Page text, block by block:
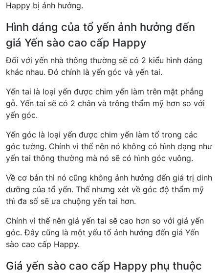
Happy bị ảnh hưởng.
Hình dáng của tổ yến ảnh hưởng đến
giá Yến sào cao cấp Happy
Đối với yến nhà thông thường sẽ có 2 kiểu hình dáng
khác nhau. Đó chính là yến góc và yến tai.
Yến tai là loại yến được chim yến làm trên mặt phẳng
gỗ. Yến tai sẽ có 2 chân và trông thẩm mỹ hơn so với
yến góc.
Yến góc là loại yến được chim yến làm tổ trong các
góc tường. Chính vì thế nên nó không có hình dạng như
yến tai thông thường mà nó sẽ có hình góc vuông.
Về cơ bản thì nó cũng không ảnh hưởng đến giá trị dinh
dưỡng của tổ yến. Thế nhưng xét về góc độ thẩm mỹ
thì đa số sẽ ưa chuộng yến tai hơn.
Chính vì thế nên giá yến tai sẽ cao hơn so với giá yến
góc. Đây cũng là một yếu tố ảnh hưởng đến giá Yến
sào cao cấp Happy.
Giá yến sào cao cấp Happy phụ thuộc